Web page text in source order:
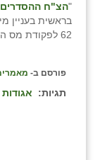
"הצ"ח ההסדרים
בראשית בעניין
62 לפקודת מס הכנסה.
פורסם ב-
תגיות:
בני ציון
בקעות